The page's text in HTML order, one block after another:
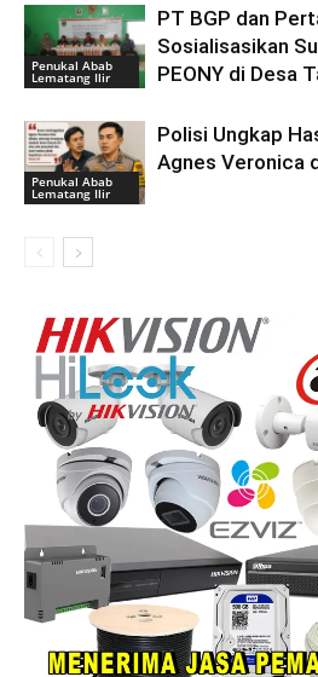
Penukal Abab
Lematang Ilir
PT BGP dan
Sosialisasikan
PEONY di Desa
Penukal Abab
Lematang Ilir
Polisi Ungkap
Agnes Veronica